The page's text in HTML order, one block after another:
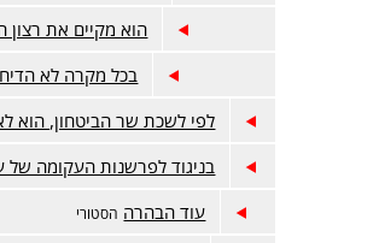
הוא מקיים את
בכל מקרה לא
לפי לשכת שר הביטחון, הוא
בניגוד לפרשנות העקומה של
עוד הבהרה הסטורי